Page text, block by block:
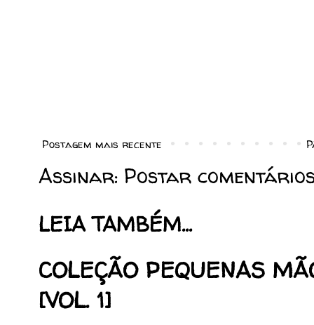
Postagem mais recente
Assinar: Postar
LEIA TAMBÉM...
COLEÇÃO PEQUENAS
[VOL. 1]